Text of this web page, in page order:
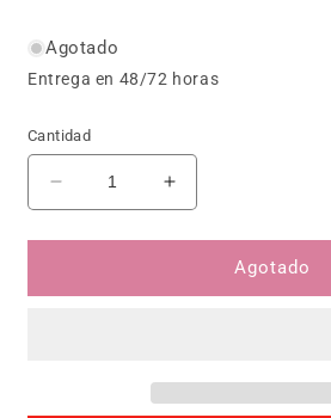
Agotado
Entrega en 48/72 horas
Cantidad
Reducir cantidad para
Aumentar
Agotado